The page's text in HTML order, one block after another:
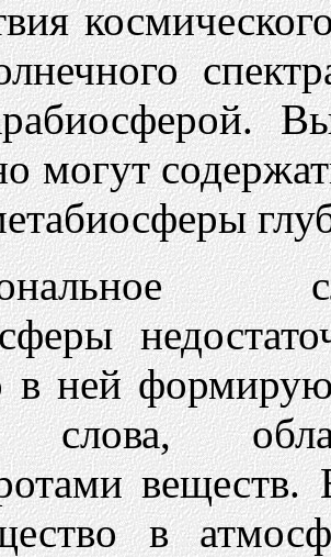
могут
в ней
слова,
веществ.
в